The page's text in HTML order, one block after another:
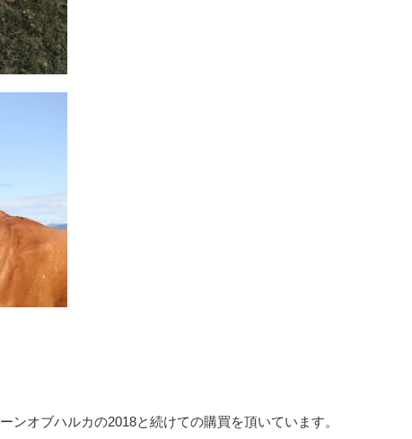
ンオブハルカの2018と続けての購買を頂いています。